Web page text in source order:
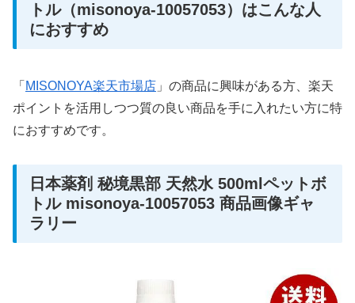
トル（misonoya-10057053）はこんな人
におすすめ
「 MISONOYA楽天市場店 」の商品に興味がある方、楽天
ポイントを活用しつつ質の良い商品を手に入れたい方に特
におすすめです。
日本薬剤 秘境黒部 天然水 500mlペットボ
トル misonoya-10057053 商品画像ギャ
ラリー